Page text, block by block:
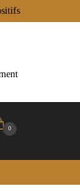
0